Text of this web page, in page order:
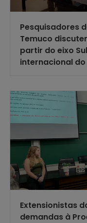
Pesquisadores
Temuco
partir do eixo
internacional do
Extensionistas
demandas à